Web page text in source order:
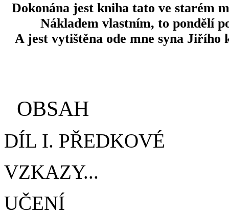
Dokonána jest kniha tato ve starém
Nákladem vlastním, to pondělí
A jest vytištěna ode mne syna Jiřího
OBSAH
DÍL I. PŘEDKOVÉ
VZKAZY...
UČENÍ